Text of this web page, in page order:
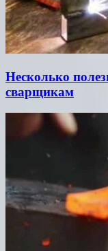
Несколько
сварщикам